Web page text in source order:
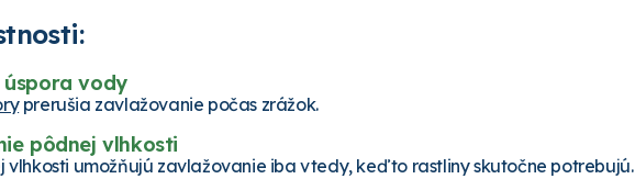
vody
prerušia zavlažovanie počas zrážok.
pôdnej vlhkosti
vlhkosti umožňujú zavlažovanie iba vtedy, keď to rastliny skutočne potrebujú.